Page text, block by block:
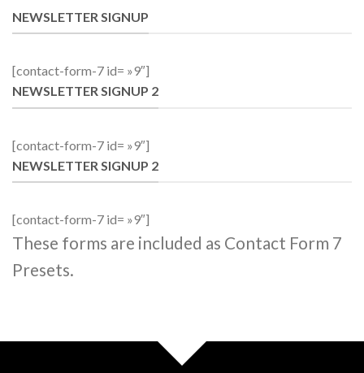
NEWSLETTER SIGNUP
[contact-form-7 id= »9″]
NEWSLETTER SIGNUP 2
[contact-form-7 id= »9″]
NEWSLETTER SIGNUP 2
[contact-form-7 id= »9″]
These forms are included as Contact Form 7
Presets.